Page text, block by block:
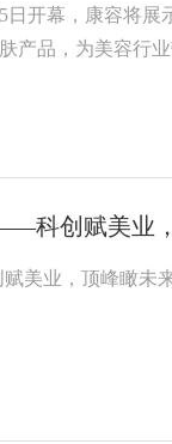
日开幕，康容将
产品，为美容行
科创赋美业
美业，顶峰瞰未